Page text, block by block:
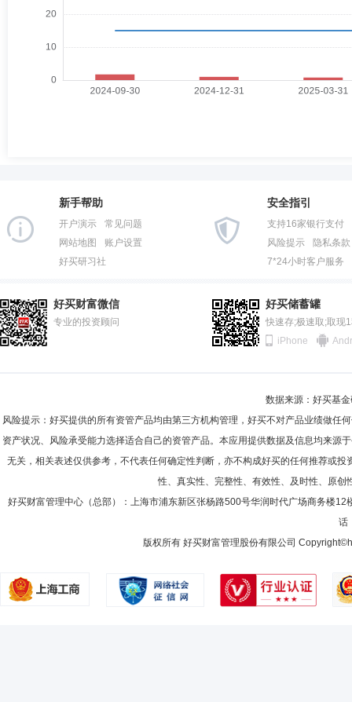
新手帮助
开户演示
常见问题
网站地图
账户设置
好买研习社
安全指引
支持16家银行支付
风险提示
隐私条款
7*24小时客户服务
好买财富微信
专业的投资顾问
好买储蓄罐
快速存;极速取;取现
iPhone
数据来源：好买基
风险提示：好买提供的所有资管产品均由第三方机构管理，好买不对产品业绩做
资产状况、风险承受能力选择适合自己的资管产品。本应用提供数据及信息均来
无关，相关表述仅供参考，不代表任何确定性判断，亦不构成好买的任何推荐或
性、真实性、完整性、有效性、及时性、原
好买财富管理中心（总部）：上海市浦东新区张杨路500号华润时代广场商务楼12
话
版权所有 好买财富管理股份有限公司